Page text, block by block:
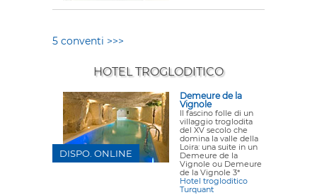
5 conventi >>>
HOTEL TROGLODITICO
Demeure de la
Vignole
Il fascino folle di un
villaggio troglodita
del XV secolo che
domina la valle della
Loira: una suite in un
Demeure de la
Vignole ou Demeure
de la Vignole 3*
Hotel trogloditico
Turquant
DISPO. ONLINE